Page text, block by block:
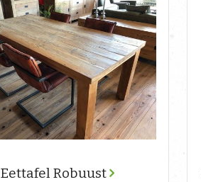
Eettafel Robuust